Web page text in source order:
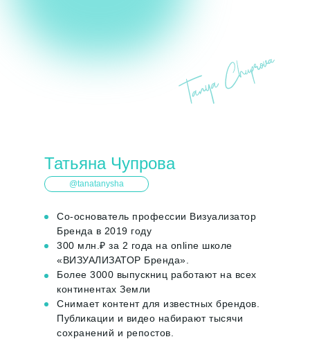
Татьяна Чупрова
@tanatanysha
Со-основатель профессии Визуализатор
Бренда в 2019 году
300 млн.₽ за 2 года на online школе
«ВИЗУАЛИЗАТОР Бренда».
Более 3000 выпускниц работают на всех
континентах Земли
Снимает контент для известных брендов.
Публикации и видео набирают тысячи
сохранений и репостов.